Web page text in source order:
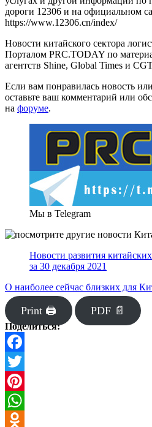
дороги 12306 и на официальном
https://www.12306.cn/index/
Новости китайского сектора
Порталом PRC.TODAY по
агентств Shine, Global Times и
Если вам понравилась новость
оставьте ваш комментарий или
на форуме.
Мы в Telegram
Новости развития
за 30 декабря 2021
О наиболее сейчас близких для
Print 🖨 PDF 📄
Поделиться:
Facebook
Twitter
Pinterest
WhatsApp